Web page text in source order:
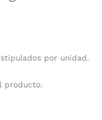
por unidad.
producto.